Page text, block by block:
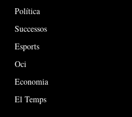
Política
Successos
Esports
Oci
Economia
El Temps